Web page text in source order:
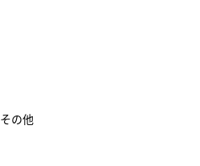
その他